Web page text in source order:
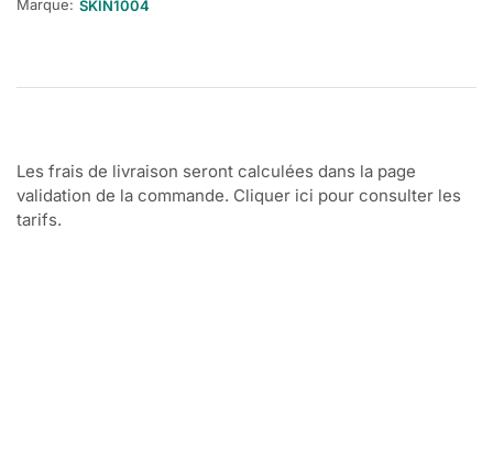
Marque: SKIN1004
Les frais de livraison seront calculées dans la page
validation de la commande. Cliquer ici pour consulter les
tarifs.